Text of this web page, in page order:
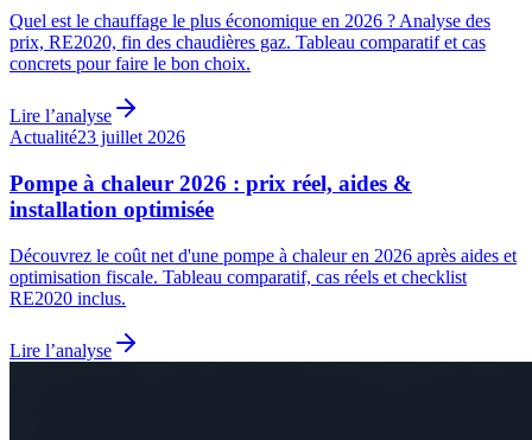
Quel est le chauffage le plus économique en 2026 ? Analyse des
prix, RE2020, fin des chaudières gaz. Tableau comparatif et cas
concrets pour faire le bon choix.
Lire l’analyse
Actualité23 juillet 2026
Pompe à chaleur 2026 : prix réel, aides &
installation optimisée
Découvrez le coût net d'une pompe à chaleur en 2026 après aides et
optimisation fiscale. Tableau comparatif, cas réels et checklist
RE2020 inclus.
Lire l’analyse